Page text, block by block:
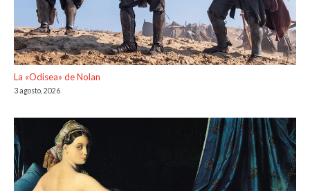
La «Odisea» de Nolan
3 agosto, 2026